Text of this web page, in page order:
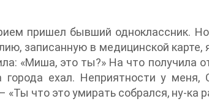
пришел бывший одноклассник.
записанную в медицинской
«Миша, это ты?» На что получила
города ехал. Неприятности у меня,
«Ты что это умирать собрался, ну-ка